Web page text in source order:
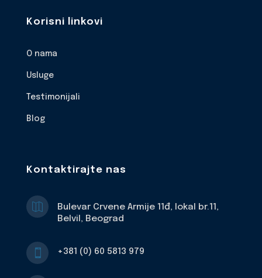
Korisni linkovi
O nama
Usluge
Testimonijali
Blog
Kontaktirajte nas

Bulevar Crvene Armije 11đ, lokal br.11,
Belvil, Beograd
 +381 (0) 60 5813 979